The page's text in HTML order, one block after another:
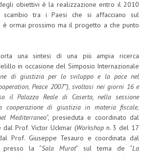
obiettivi è la realizzazione entro il 2010
tra i Paesi che si affacciano sul
ormai prossimo ma il progetto a che punto
una sintesi di una più ampia ricerca
in occasione del Simposio Internazionale
di giustizia per lo sviluppo e la pace nel
Peace 2007”), svoltosi nei giorni 16 e
il Palazzo Reale di Caserta, nella sessione
cooperazione di giustizia in materia fiscale,
Mediterraneo”, presieduta e coordinato dal
dal Prof. Victor Uckmar (Workshopn. 3 del 17
Prof. Giuseppe Tesauro e coordinata dal
presso la “Sala Murat” sul tema de “La